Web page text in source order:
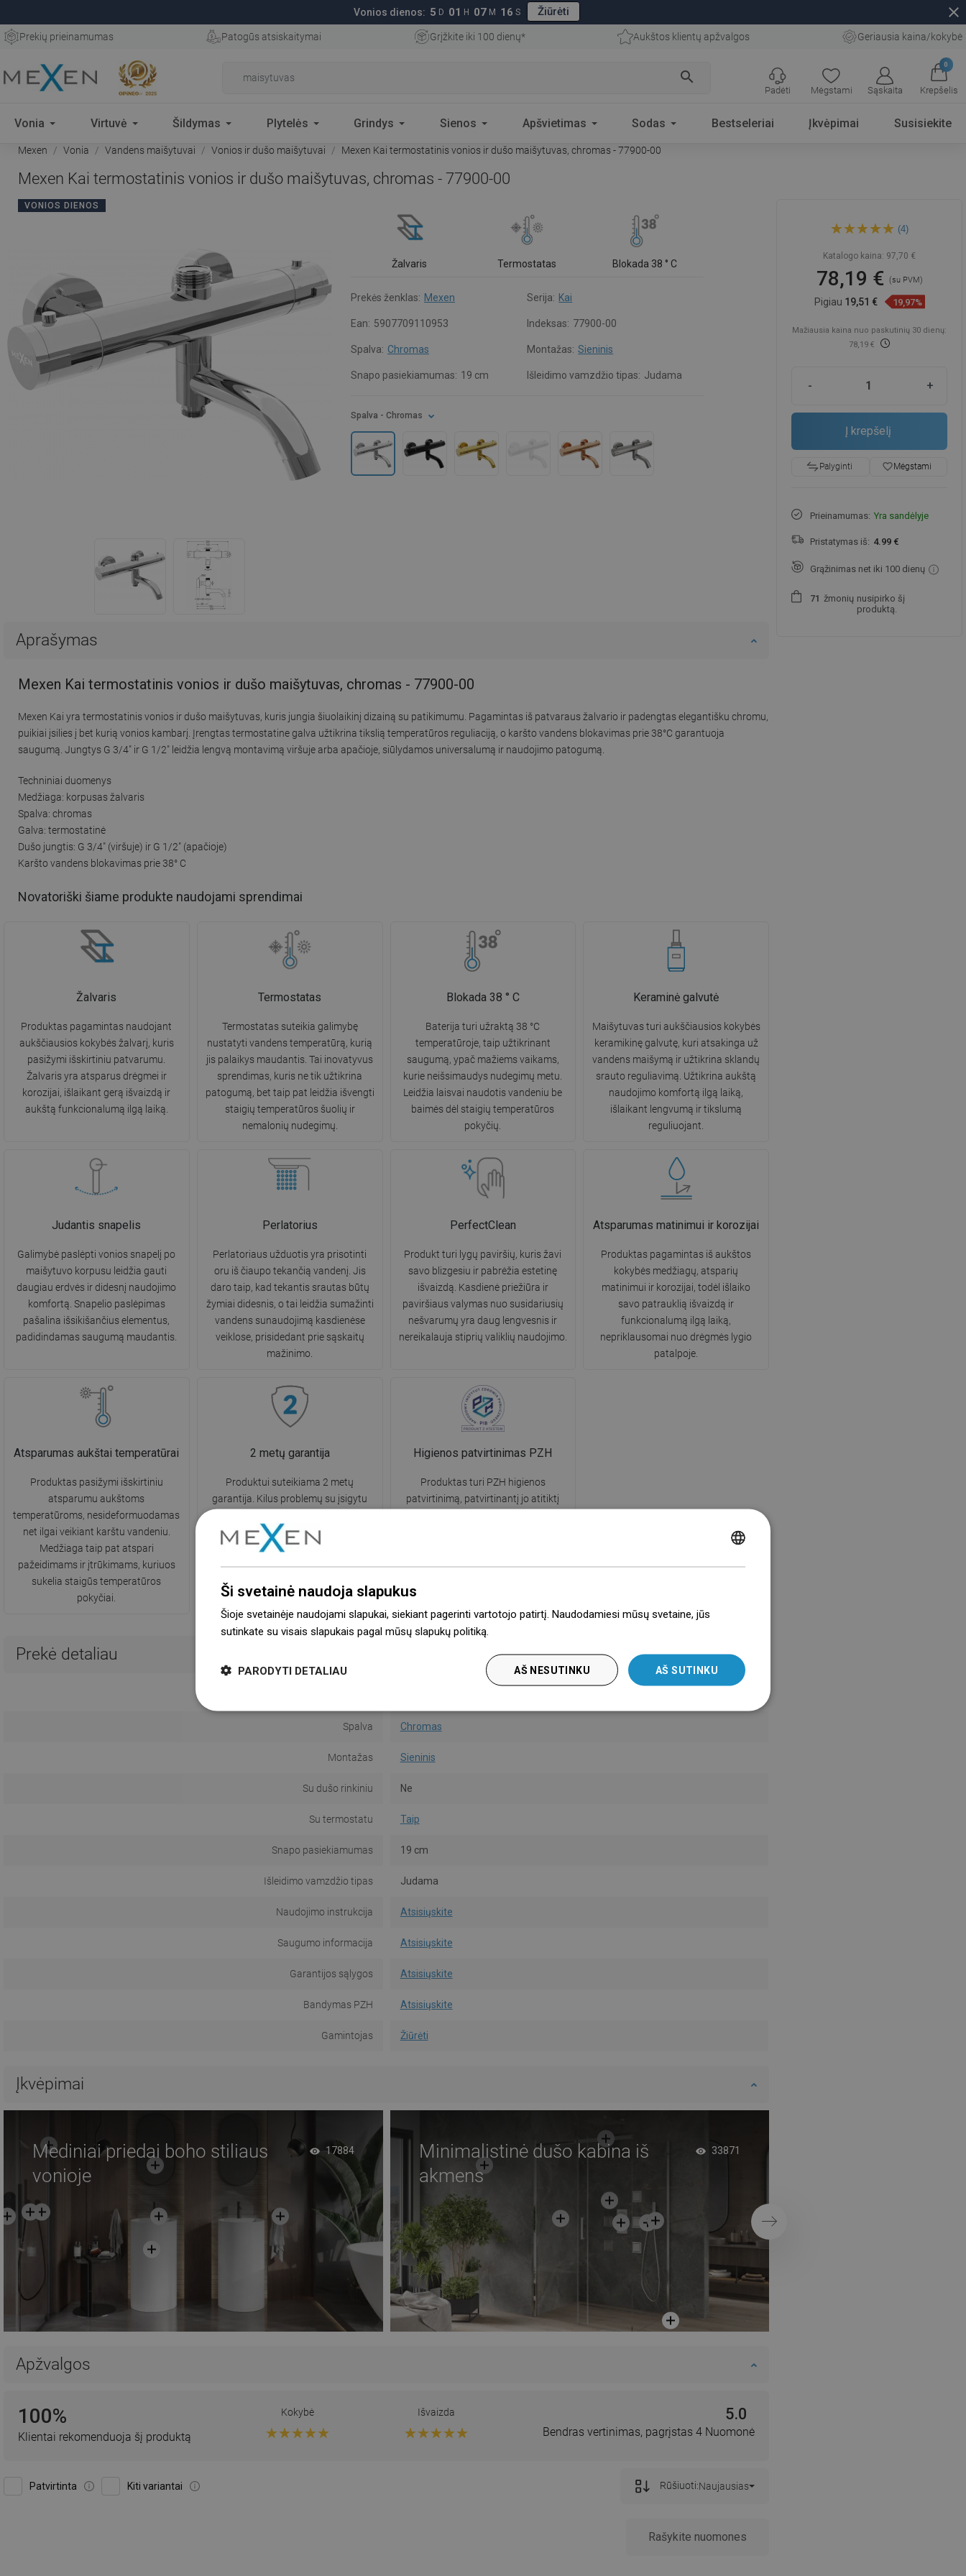
Vonios dienos: 5 D 01 H 07 M 15 S Žiūrėti close
Prekių prieinamumas Patogūs atsiskaitymai Grįžkite iki 100 dienų* Aukštos klientų apžvalgos Geriausia kaina/kokybė
search
Mėgstami Sąskaita
0
Krepšelis
Padėti
Vonia Virtuvė Šildymas Plytelės Grindys Sienos Apšvietimas Sodas Bestseleriai Įkvėpimai Susisiekite
Mexen Vonia Vandens maišytuvai Vonios ir dušo maišytuvai Mexen Kai termostatinis vonios ir dušo maišytuvas, chromas - 77900-00
Mexen Kai termostatinis vonios ir dušo maišytuvas, chromas - 77900-00
VONIOS DIENOS
Žalvaris Termostatas Blokada 38 ° C
Prekės ženklas: Mexen Serija: Kai
Ean: 5907709110953 Indeksas: 77900-00
Spalva: Chromas Montažas: Sieninis
Snapo pasiekiamumas: 19 cm Išleidimo vamzdžio tipas: Judama
Spalva - Chromas
Aprašymas
Mexen Kai termostatinis vonios ir dušo maišytuvas, chromas - 77900-00
Mexen Kai yra termostatinis vonios ir dušo maišytuvas, kuris jungia šiuolaikinį dizainą su patikimumu. Pagamintas iš patvaraus žalvario ir padengtas elegantišku chromu,
puikiai įsilies į bet kurią vonios kambarį. Įrengtas termostatine galva užtikrina tikslią temperatūros reguliaciją, o karšto vandens blokavimas prie 38°C garantuoja
saugumą. Jungtys G 3/4" ir G 1/2" leidžia lengvą montavimą viršuje arba apačioje, siūlydamos universalumą ir naudojimo patogumą.
Techniniai duomenys
Medžiaga: korpusas žalvaris
Spalva: chromas
Galva: termostatinė
Dušo jungtis: G 3/4" (viršuje) ir G 1/2" (apačioje)
Karšto vandens blokavimas prie 38° C
Novatoriški šiame produkte naudojami sprendimai
Žalvaris
Produktas pagamintas naudojant
aukščiausios kokybės žalvarį, kuris
pasižymi išskirtiniu patvarumu.
Žalvaris yra atsparus drėgmei ir
korozijai, išlaikant gerą išvaizdą ir
aukštą funkcionalumą ilgą laiką.
Termostatas
Termostatas suteikia galimybę
nustatyti vandens temperatūrą, kurią
jis palaikys maudantis. Tai inovatyvus
sprendimas, kuris ne tik užtikrina
patogumą, bet taip pat leidžia išvengti
staigių temperatūros šuolių ir
nemalonių nudegimų.
Blokada 38 ° C
Baterija turi užraktą 38 °C
temperatūroje, taip užtikrinant
saugumą, ypač mažiems vaikams,
kurie neišsimaudys nudegimų metu.
Leidžia laisvai naudotis vandeniu be
baimės dėl staigių temperatūros
pokyčių.
Keraminė galvutė
Maišytuvas turi aukščiausios kokybės
keramikinę galvutę, kuri atsakinga už
vandens maišymą ir užtikrina sklandų
srauto reguliavimą. Užtikrina aukštą
naudojimo komfortą ilgą laiką,
išlaikant lengvumą ir tikslumą
reguliuojant.
Judantis snapelis
Galimybė paslėpti vonios snapelį po
maišytuvo korpusu leidžia gauti
daugiau erdvės ir didesnį naudojimo
komfortą. Snapelio paslėpimas
pašalina išsikišančius elementus,
padidindamas saugumą maudantis.
Perlatorius
Perlatoriaus užduotis yra prisotinti
oru iš čiaupo tekančią vandenį. Jis
daro taip, kad tekantis srautas būtų
žymiai didesnis, o tai leidžia sumažinti
vandens sunaudojimą kasdienėse
veiklose, prisidedant prie sąskaitų
mažinimo.
PerfectClean
Produkt turi lygų paviršių, kuris žavi
savo blizgesiu ir pabrėžia estetinę
išvaizdą. Kasdienė priežiūra ir
paviršiaus valymas nuo susidariusių
nešvarumų yra daug lengvesnis ir
nereikalauja stiprių valiklių naudojimo.
Atsparumas matinimui ir korozijai
Produktas pagamintas iš aukštos
kokybės medžiagų, atsparių
matinimui ir korozijai, todėl išlaiko
savo patrauklią išvaizdą ir
funkcionalumą ilgą laiką,
nepriklausomai nuo drėgmės lygio
patalpoje.
Atsparumas aukštai temperatūrai
Produktas pasižymi išskirtiniu
atsparumu aukštoms
temperatūroms, nesideformuodamas
net ilgai veikiant karštu vandeniu.
Medžiaga taip pat atspari
pažeidimams ir įtrūkimams, kuriuos
sukelia staigūs temperatūros
pokyčiai.
2 metų garantija
Produktui suteikiama 2 metų
garantija. Kilus problemų su įsigytu
produktu, rekomenduojame susisiekti
naudojantis kontaktine forma arba
telefonu skambinant infolinijos
numeriu.
Higienos patvirtinimas PZH
Produktas turi PZH higienos
patvirtinimą, patvirtinantį jo atitiktį
aplinkos. nr B.BK.60110.1537.2023
Prekė detaliau
Spalva Chromas
Montažas Sieninis
Su dušo rinkiniu Ne
Su termostatu Taip
Snapo pasiekiamumas 19 cm
Išleidimo vamzdžio tipas Judama
Naudojimo instrukcija Atsisiųskite
Saugumo informacija Atsisiųskite
Garantijos sąlygos Atsisiųskite
Bandymas PZH Atsisiųskite
Gamintojas Žiūrėti
Įkvėpimai
Mediniai priedai boho stiliaus
vonioje
17884
Minimalistinė dušo kabina iš
akmens
33871
Tęsti
Apžvalgos
100%
Klientai rekomenduoja šį produktą
Kokybė Išvaizda 5.0
Bendras vertinimas, pagrįstas 4 Nuomonė
Patvirtinta Kiti variantai Rūšiuoti:Naujausias
vonios ir dušo maišytuvas,
(4)
Katalogo kaina: 97,70 €
78,19 € (su PVM)
Pigiau 19,51 € 19,97%
Mažiausia kaina nuo paskutinių 30 dienų:
78,19 €
- +
Į krepšelį
Palyginti favorite_borderMėgstami
Prieinamumas: Yra sandėlyje
Pristatymas iš: 4.99 €
Grąžinimas net iki 100 dienų
71 žmonių nusipirko šį
produktą.
LITHUANIAN
Ši svetainė naudoja slapukus
Šioje svetainėje naudojami slapukai, siekiant pagerinti vartotojo patirtį. Naudodamiesi mūsų svetaine, jūs
sutinkate su visais slapukais pagal mūsų slapukų politiką.
AŠ SUTINKU
AŠ NESUTINKU
PARODYTI DETALIAU